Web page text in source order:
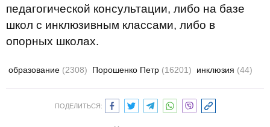
педагогической консультации, либо на базе
школ с инклюзивным классами, либо в
опорных школах.
образование (2308) Порошенко Петр (16201) инклюзия (44)
ПОДЕЛИТЬСЯ: